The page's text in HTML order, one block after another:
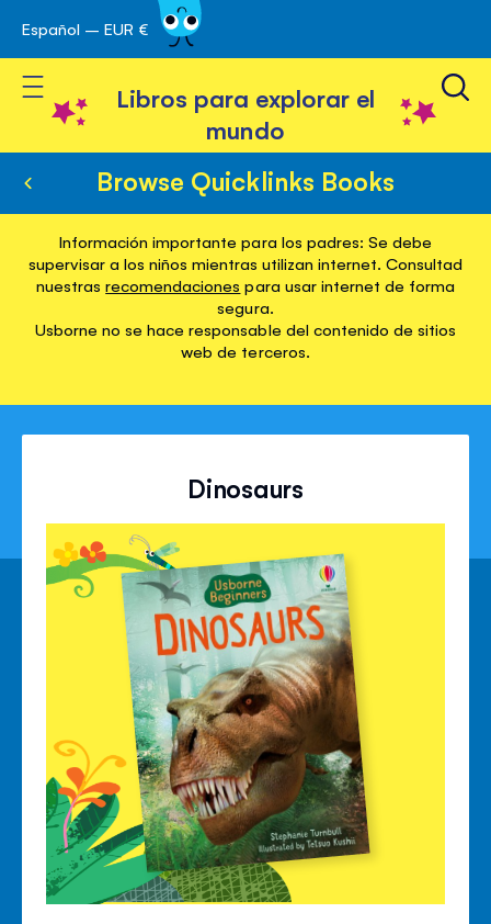
Ir
al
contenido
Español – EUR €
Toggle Nav
Libros para explorar el
mundo
Browse Quicklinks Books
Información importante para los padres: Se debe
supervisar a los niños mientras utilizan internet. Consultad
nuestrasrecomendaciones para usar internet de forma
segura.
Usborne no se hace responsable del contenido de sitios
web de terceros.
Dinosaurs